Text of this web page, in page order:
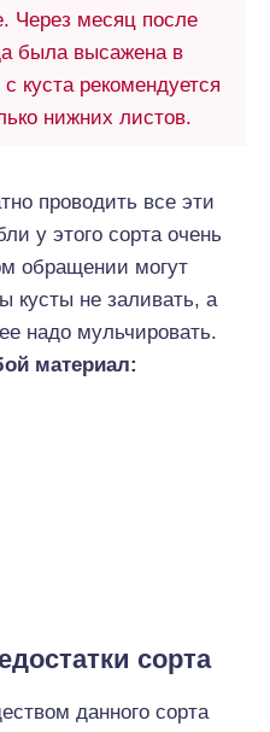
месяц после
была высажена в
куста рекомендуется
нижних листов.
проводить все эти
у этого сорта очень
обращении могут
кусты не заливать, а
надо мульчировать.
материал:
сорта
данного сорта